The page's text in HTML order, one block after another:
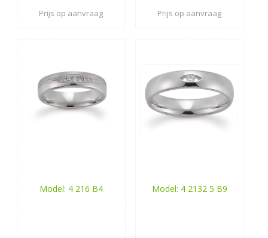
Prijs op aanvraag Prijs op aanvraag
Model: 4 216 B4 Model: 4 2132 5 B9